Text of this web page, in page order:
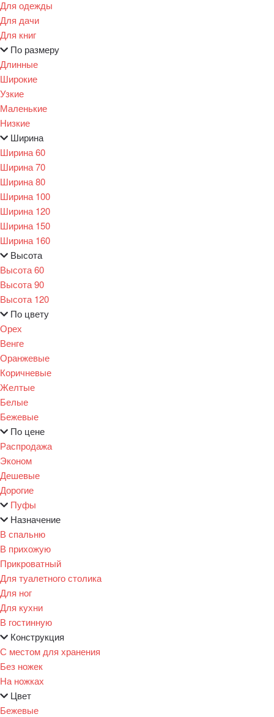
Для одежды
Для дачи
Для книг
По размеру
Длинные
Широкие
Узкие
Маленькие
Низкие
Ширина
Ширина 60
Ширина 70
Ширина 80
Ширина 100
Ширина 120
Ширина 150
Ширина 160
Высота
Высота 60
Высота 90
Высота 120
По цвету
Орех
Венге
Оранжевые
Коричневые
Желтые
Белые
Бежевые
По цене
Распродажа
Эконом
Дешевые
Дорогие
Пуфы
Назначение
В спальню
В прихожую
Прикроватный
Для туалетного столика
Для ног
Для кухни
В гостинную
Конструкция
С местом для хранения
Без ножек
На ножках
Цвет
Бежевые